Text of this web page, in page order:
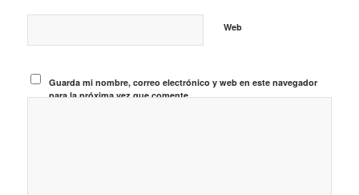
Web
Guarda mi nombre, correo electrónico y web en este navegador
para la próxima vez que comente.